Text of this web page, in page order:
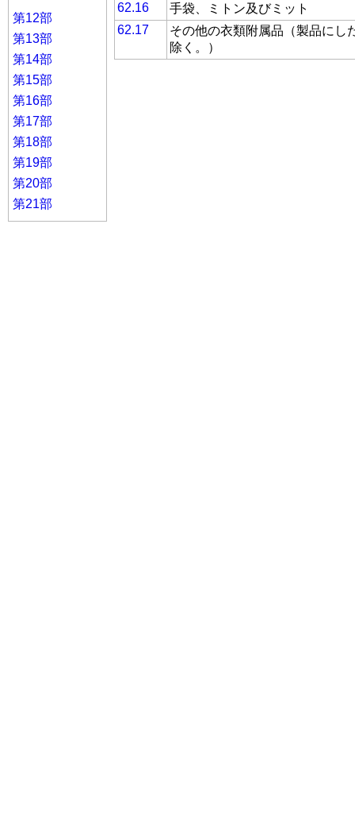
第12部
第13部
第14部
第15部
第16部
第17部
第18部
第19部
第20部
第21部
62.16
手袋、ミトン及びミット
62.17
その他の衣類附属品（製品にし
除く。）